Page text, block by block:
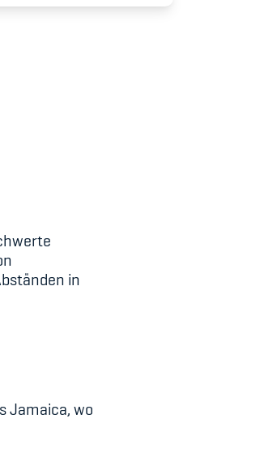
in
Jamaica, wo